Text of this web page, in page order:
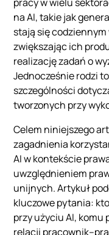
na AI, takie jak
stają się
zwiększając ich
realizację zadań o
Jednocześnie rodzi
szczególności
tworzonych przy
Celem niniejszego
zagadnienia
AI w kontekście
uwzględnieniem
unijnych. Artykuł
kluczowe pytania:
przy użyciu AI, komu
relacji